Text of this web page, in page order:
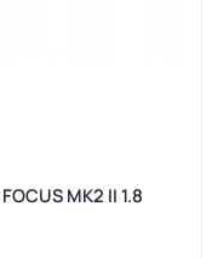
MK2 II 1.8